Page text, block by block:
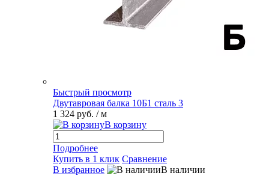
Быстрый просмотр
Двутавровая балка 10Б1 сталь 3
1 324 руб. / м
В корзину
Подробнее
Купить в 1 клик Сравнение
В избранное
В наличии